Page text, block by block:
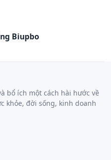
Biupbo
bổ ích một cách hài hước về
khỏe, đời sống, kinh doanh